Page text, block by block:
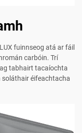
fuinnseog atá ar fáil
carbóin. Trí
tabhairt tacaíochta
éifeachtacha